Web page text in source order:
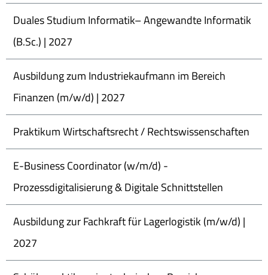
Duales Studium Informatik– Angewandte Informatik
(B.Sc.) | 2027
Ausbildung zum Industriekaufmann im Bereich
Finanzen (m/w/d) | 2027
Praktikum Wirtschaftsrecht / Rechtswissenschaften
E-Business Coordinator (w/m/d) -
Prozessdigitalisierung & Digitale Schnittstellen
Ausbildung zur Fachkraft für Lagerlogistik (m/w/d) |
2027